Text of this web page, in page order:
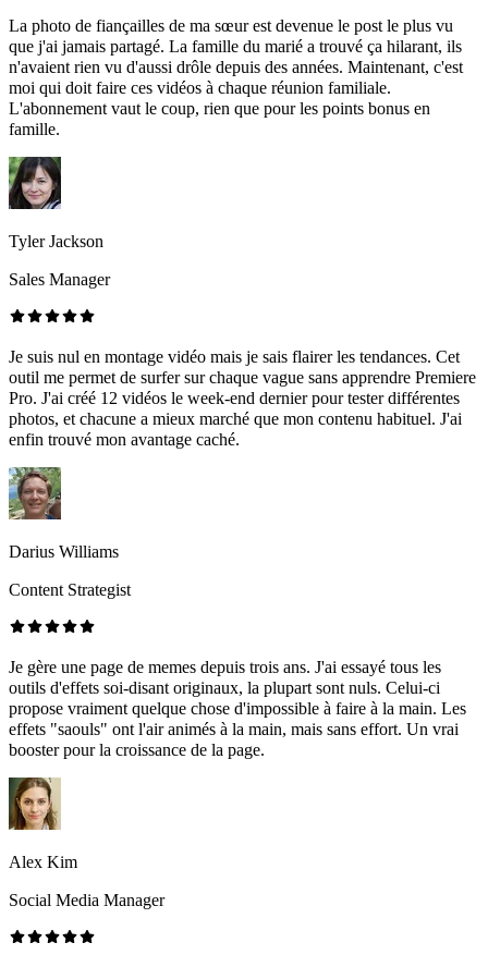
La photo de fiançailles de ma sœur est devenue le post le plus vu
que j'ai jamais partagé. La famille du marié a trouvé ça hilarant, ils
n'avaient rien vu d'aussi drôle depuis des années. Maintenant, c'est
moi qui doit faire ces vidéos à chaque réunion familiale.
L'abonnement vaut le coup, rien que pour les points bonus en
famille.
Tyler Jackson
Sales Manager
Je suis nul en montage vidéo mais je sais flairer les tendances. Cet
outil me permet de surfer sur chaque vague sans apprendre Premiere
Pro. J'ai créé 12 vidéos le week-end dernier pour tester différentes
photos, et chacune a mieux marché que mon contenu habituel. J'ai
enfin trouvé mon avantage caché.
Darius Williams
Content Strategist
Je gère une page de memes depuis trois ans. J'ai essayé tous les
outils d'effets soi-disant originaux, la plupart sont nuls. Celui-ci
propose vraiment quelque chose d'impossible à faire à la main. Les
effets "saouls" ont l'air animés à la main, mais sans effort. Un vrai
booster pour la croissance de la page.
Alex Kim
Social Media Manager